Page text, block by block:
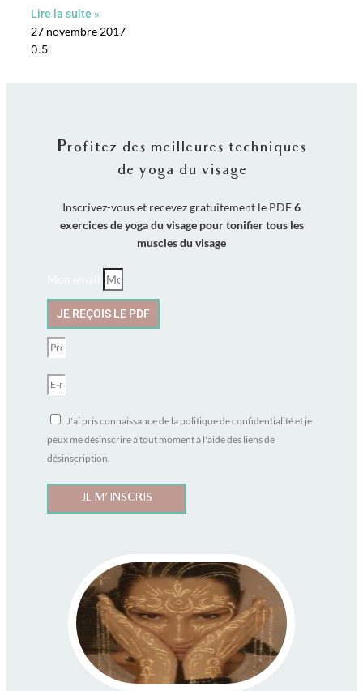
Lire la suite »
27 novembre 2017
Profitez des meilleures techniques
de yoga du visage
Inscrivez-vous et recevez gratuitement le PDF6
exercices de yoga du visage pour tonifier tous les
muscles du visage
JE REÇOIS LE PDF
J'ai pris connaissance de la politique de confidentialité et je
peux me désinscrire à tout moment à l'aide des liens de
désinscription.
JE M'INSCRIS